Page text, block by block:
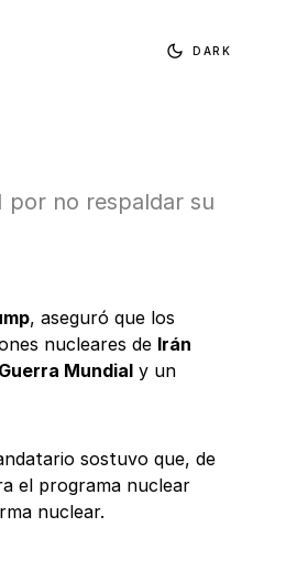
DARK
por no respaldar su
, aseguró que los
nucleares de Irán
Mundial y un
sostuvo que, de
el programa nuclear
nuclear.